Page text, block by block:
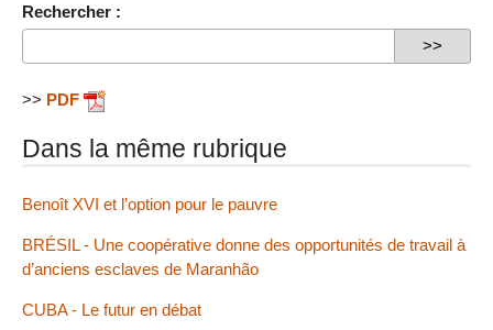
Rechercher :
>> PDF
Dans la même rubrique
Benoît XVI et l’option pour le pauvre
BRÉSIL - Une coopérative donne des opportunités de travail à
d’anciens esclaves de Maranhão
CUBA - Le futur en débat